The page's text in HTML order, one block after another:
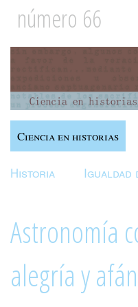
número 66
Ciencia en historias
Historia Igualdad
Astronomía
alegría y afán